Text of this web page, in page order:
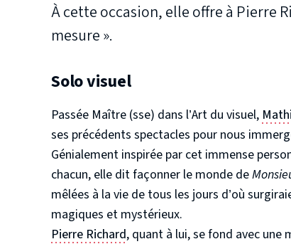
À cette occasion, elle offre à Pierre
mesure ».
Solo visuel
Passée Maître (sse) dans l’Art du visuel,
ses précédents spectacles pour nous
Génialement inspirée par cet immense
chacun, elle dit façonner le monde de
mêlées à la vie de tous les jours d’où
magiques et mystérieux.
Pierre Richard, quant à lui, se fond avec une